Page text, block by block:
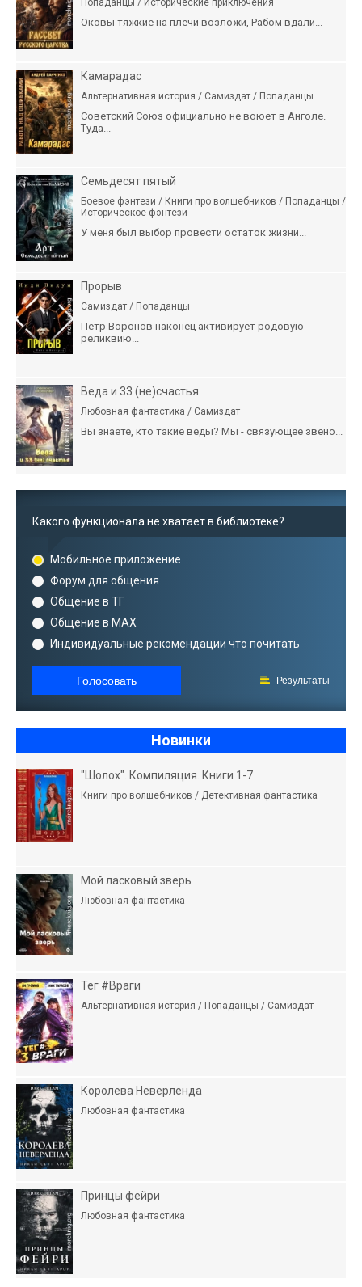
Оковы тяжкие на плечи возложи, Рабом вдали...
Камарадас
Альтернативная история / Самиздат / Попаданцы
Советский Союз официально не воюет в Анголе.
Туда...
Семьдесят пятый
Боевое фэнтези / Книги про волшебников / Попаданцы /
Историческое фэнтези
У меня был выбор провести остаток жизни...
Прорыв
Самиздат / Попаданцы
Пётр Воронов наконец активирует родовую
реликвию...
Веда и 33 (не)счастья
Любовная фантастика / Самиздат
Вы знаете, кто такие веды? Мы - связующее звено...
Какого функционала не хватает в библиотеке?
Мобильное приложение
Форум для общения
Общение в ТГ
Общение в MAX
Индивидуальные рекомендации что почитать
Голосовать Результаты
Новинки
"Шолох". Компиляция. Книги 1-7
Книги про волшебников / Детективная фантастика
Мой ласковый зверь
Любовная фантастика
Тег #Враги
Альтернативная история / Попаданцы / Самиздат
Королева Неверленда
Любовная фантастика
Принцы фейри
Любовная фантастика